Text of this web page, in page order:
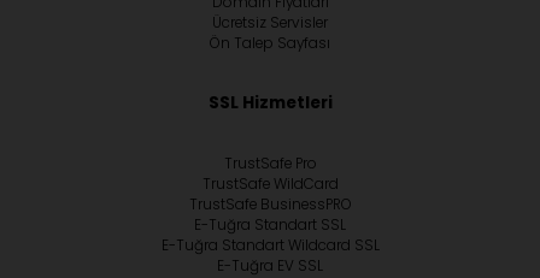
Ücretsiz Servisler
Ön Talep Sayfası
SSL Hizmetleri
TrustSafe Pro
TrustSafe WildCard
TrustSafe BusinessPRO
E-Tuğra Standart SSL
E-Tuğra Standart Wildcard SSL
E-Tuğra EV SSL